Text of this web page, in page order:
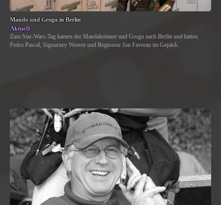
Mando und Grogu in Berlin
Aktuell
Zum Star-Wars-Tag kamen der Mandalorianer und Grogu nach Berlin und hatten
Pedro Pascal, Sigourney Weaver und Regisseur Jon Favreau im Gepäck.